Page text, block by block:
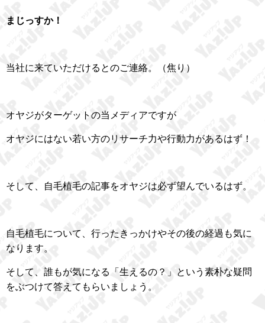
まじっすか！
当社に来ていただけるとのご連絡。（焦り）
オヤジがターゲットの当メディアですが
オヤジにはない若い方のリサーチ力や行動力があるはず！
そして、自毛植毛の記事をオヤジは必ず望んでいるはず。
自毛植毛について、行ったきっかけやその後の経過も気に
なります。
そして、誰もが気になる「生えるの？」という素朴な疑問
をぶつけて答えてもらいましょう。